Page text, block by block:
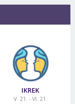
IKREK
V. 21. - VI. 21.